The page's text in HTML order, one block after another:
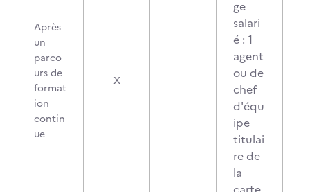
Après
un
parco
urs de
format
ion
contin
ue
X
ge
salari
é : 1
agent
ou de
chef
d'équ
ipe
titulai
re de
la